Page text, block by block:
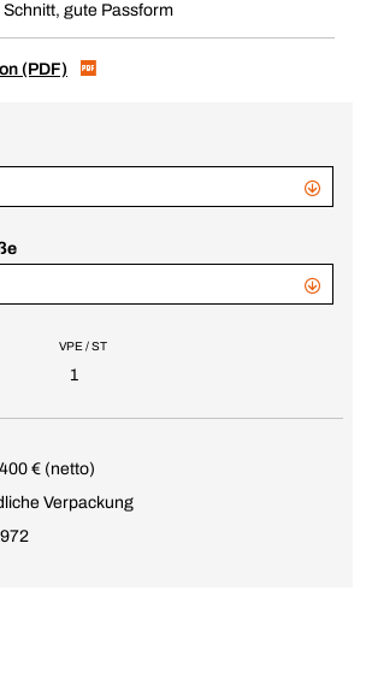
gute Passform
(PDF)
VPE / ST
1
€ (netto)
Verpackung